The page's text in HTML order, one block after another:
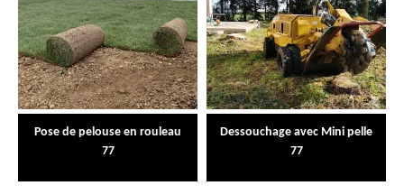
Pose de pelouse en rouleau
77
Dessouchage avec Mini pelle
77